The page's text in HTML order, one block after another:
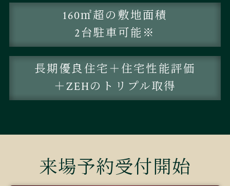
160㎡超の敷地面積
2台駐車可能 ※
長期優良住宅＋住宅性能評価
＋ZEHのトリプル取得
来場予約受付開始